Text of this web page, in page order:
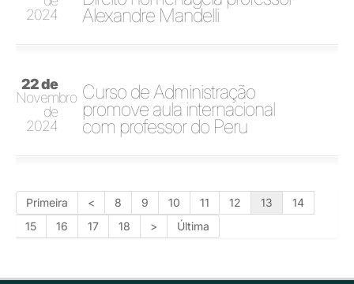
2024
Alexandre Mandelli
22 de
Novembro
de
2024
Curso de Administração
promove aula internacional
com professor do Peru
Primeira < 8 9 10 11 12 13
14
15
16 17 18 > Última